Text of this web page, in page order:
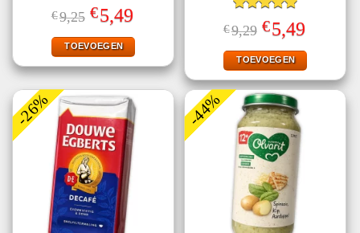
Gewaardeerd
5.00uit 5
€9,25 Oorspronkelijke
prijs
was:
€9,25.
€5,49
is:
€5,49.
TOEVOEGEN
Gewaardeerd
5.00uit 5
€9,29 Oorspronkelijke
prijs
was:
€9,29.
€5,49
is:
€5,49.
TOEVOEGEN
-26% -44%